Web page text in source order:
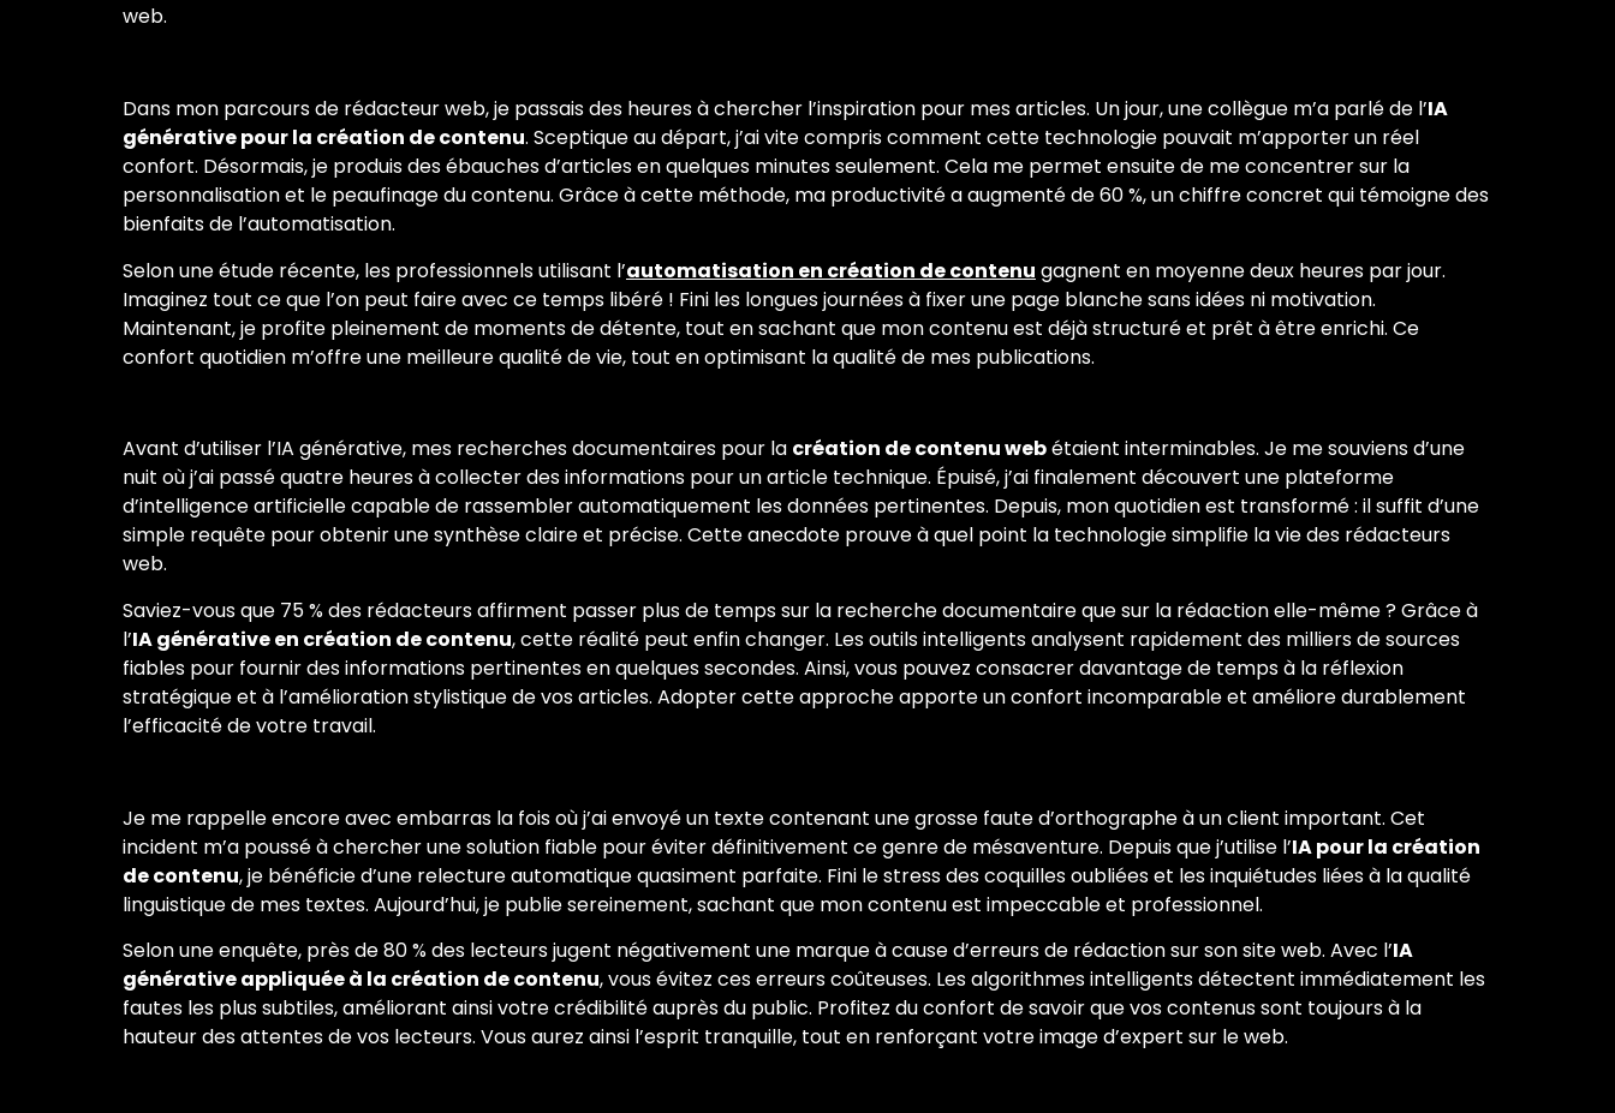
web.
Dans mon parcours de rédacteur web, je passais des heures à chercher l’inspiration pour mes articles. Un jour, une collègue m’a parlé de l’IA
générative pour la création de contenu. Sceptique au départ, j’ai vite compris comment cette technologie pouvait m’apporter un réel
confort. Désormais, je produis des ébauches d’articles en quelques minutes seulement. Cela me permet ensuite de me concentrer sur la
personnalisation et le peaufinage du contenu. Grâce à cette méthode, ma productivité a augmenté de 60 %, un chiffre concret qui témoigne des
bienfaits de l’automatisation.
Selon une étude récente, les professionnels utilisant l’automatisation en création de contenu gagnent en moyenne deux heures par jour.
Imaginez tout ce que l’on peut faire avec ce temps libéré ! Fini les longues journées à fixer une page blanche sans idées ni motivation.
Maintenant, je profite pleinement de moments de détente, tout en sachant que mon contenu est déjà structuré et prêt à être enrichi. Ce
confort quotidien m’offre une meilleure qualité de vie, tout en optimisant la qualité de mes publications.
Avant d’utiliser l’IA générative, mes recherches documentaires pour la création de contenu webétaient interminables. Je me souviens d’une
nuit où j’ai passé quatre heures à collecter des informations pour un article technique. Épuisé, j’ai finalement découvert une plateforme
d’intelligence artificielle capable de rassembler automatiquement les données pertinentes. Depuis, mon quotidien est transformé : il suffit d’une
simple requête pour obtenir une synthèse claire et précise. Cette anecdote prouve à quel point la technologie simplifie la vie des rédacteurs
web.
Saviez-vous que 75 % des rédacteurs affirment passer plus de temps sur la recherche documentaire que sur la rédaction elle-même ? Grâce à
l’IA générative en création de contenu, cette réalité peut enfin changer. Les outils intelligents analysent rapidement des milliers de sources
fiables pour fournir des informations pertinentes en quelques secondes. Ainsi, vous pouvez consacrer davantage de temps à la réflexion
stratégique et à l’amélioration stylistique de vos articles. Adopter cette approche apporte un confort incomparable et améliore durablement
l’efficacité de votre travail.
Je me rappelle encore avec embarras la fois où j’ai envoyé un texte contenant une grosse faute d’orthographe à un client important. Cet
incident m’a poussé à chercher une solution fiable pour éviter définitivement ce genre de mésaventure. Depuis que j’utilise l’IA pour la création
de contenu, je bénéficie d’une relecture automatique quasiment parfaite. Fini le stress des coquilles oubliées et les inquiétudes liées à la qualité
linguistique de mes textes. Aujourd’hui, je publie sereinement, sachant que mon contenu est impeccable et professionnel.
Selon une enquête, près de 80 % des lecteurs jugent négativement une marque à cause d’erreurs de rédaction sur son site web. Avec l’IA
générative appliquée à la création de contenu, vous évitez ces erreurs coûteuses. Les algorithmes intelligents détectent immédiatement les
fautes les plus subtiles, améliorant ainsi votre crédibilité auprès du public. Profitez du confort de savoir que vos contenus sont toujours à la
hauteur des attentes de vos lecteurs. Vous aurez ainsi l’esprit tranquille, tout en renforçant votre image d’expert sur le web.